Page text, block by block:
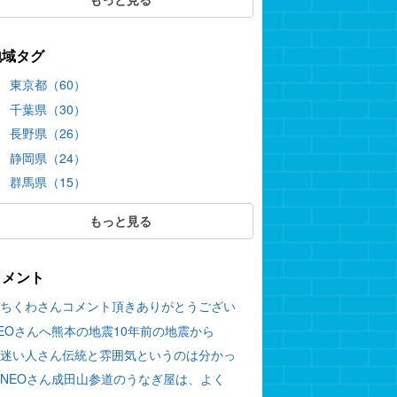
タグ
東京都（60）
千葉県（30）
長野県（26）
静岡県（24）
群馬県（15）
もっと見る
ント
くわさんコメント頂きありがとうござい
さんへ熊本の地震10年前の地震から
い人さん伝統と雰囲気というのは分かっ
さん成田山参道のうなぎ屋は、よく